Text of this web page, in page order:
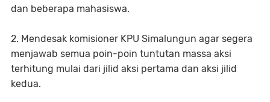
dan beberapa mahasiswa.
2. Mendesak komisioner KPU Simalungun agar segera
menjawab semua poin-poin tuntutan massa aksi
terhitung mulai dari jilid aksi pertama dan aksi jilid
kedua.